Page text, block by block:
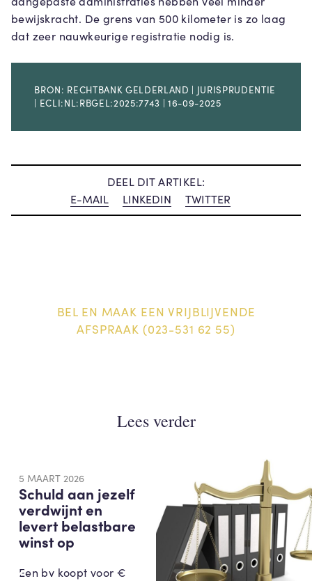
bewijskracht. De grens van 500 kilometer is zo laag
dat zeer nauwkeurige registratie nodig is.
BRON: RECHTBANK GELDERLAND | JURISPRUDENTIE
| ECLI:NL:RBGEL:2025:7743 | 16-09-2025
DEEL DIT ARTIKEL:
E-MAIL
LINKEDIN TWITTER
BEL EN MAAK EEN VRIJBLIJVENDE
AFSPRAAK (023-531 62 55)
Lees verder
5 MAART 2026
Schuld aan jezelf
verdwijnt en
levert belastbare
winst op
Een bv koopt voor €